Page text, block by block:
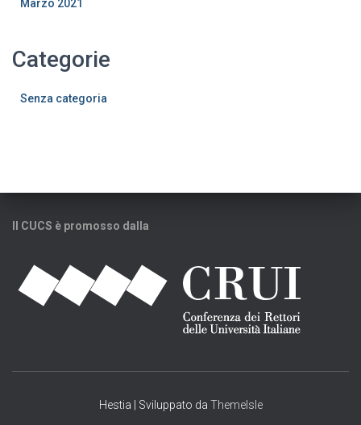
Marzo 2021
Categorie
Senza categoria
Il CUCS è promosso dalla
Hestia | Sviluppato da ThemeIsle